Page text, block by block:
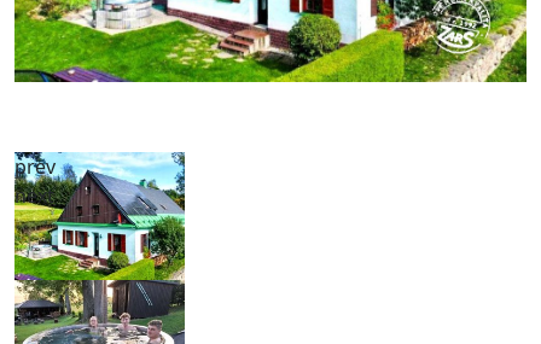
prev
next